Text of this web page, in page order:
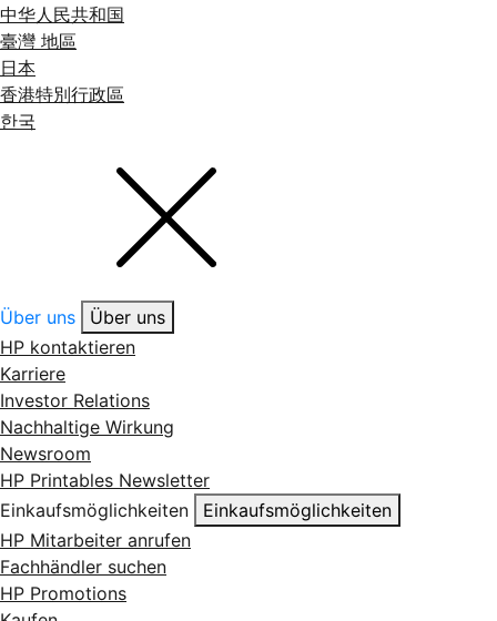
中华人民共和国
臺灣 地區
日本
香港特別行政區
한국
Über uns
Über uns
HP kontaktieren
Karriere
Investor Relations
Nachhaltige Wirkung
Newsroom
HP Printables Newsletter
Einkaufsmöglichkeiten
Einkaufsmöglichkeiten
HP Mitarbeiter anrufen
Fachhändler suchen
HP Promotions